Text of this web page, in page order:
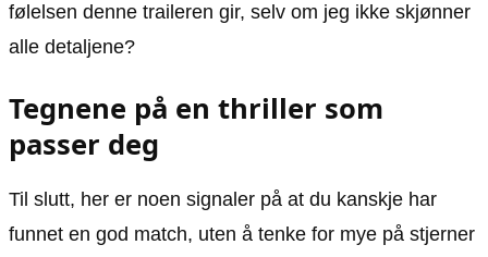
følelsen denne traileren gir, selv om jeg ikke skjønner
alle detaljene?
Tegnene på en thriller som
passer deg
Til slutt, her er noen signaler på at du kanskje har
funnet en god match, uten å tenke for mye på stjerner